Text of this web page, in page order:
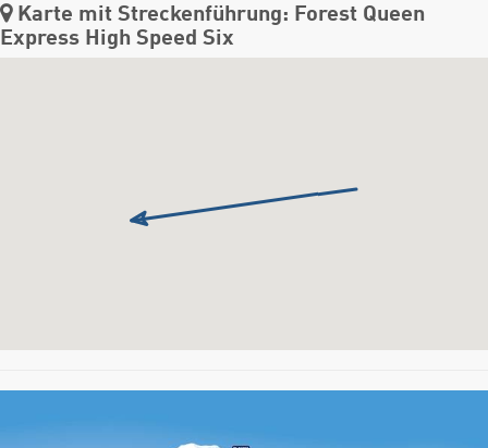
Karte mit Streckenführung: Forest Queen
Express High Speed Six